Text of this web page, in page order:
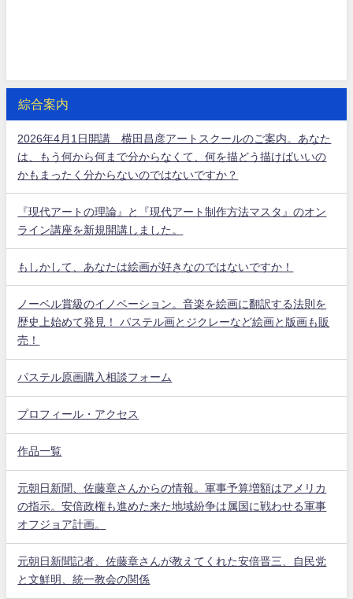
綜合案内
2026年4月1日開講 横田昌彦アートスクールのご案内。あなた
は、もう何から何まで分からなくて、何を描どう描けばいいの
かもまったく分からないのではないですか？
『現代アートの理論』と『現代アート制作方法マスタ』のオン
ライン講座を新規開講しました。
もしかして、あなたは絵画が好きなのではないですか！
ノーベル賞級のイノベーション。音楽を絵画に翻訳する法則を
歴史上始めて発見！ パステル画とジクレーなど絵画と版画も販
売！
パステル原画購入相談フォーム
プロフィール・アクセス
作品一覧
元朝日新聞、佐藤章さんからの情報。軍事予算増額はアメリカ
の指示。安倍政権も進めた来た地域紛争は属国に戦わせる軍事
オフジョア計画。
元朝日新聞記者、佐藤章さんが教えてくれた安倍晋三、自民党
と文鮮明、統一教会の関係